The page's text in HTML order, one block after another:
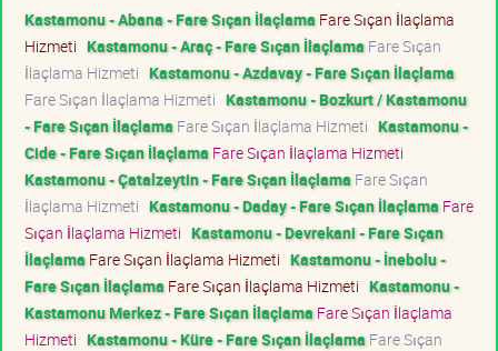
Kastamonu - Abana - Fare Sıçan İlaçlama Fare Sıçan İlaçlama
Hizmeti Kastamonu - Araç - Fare Sıçan İlaçlama Fare Sıçan
İlaçlama Hizmeti Kastamonu - Azdavay - Fare Sıçan İlaçlama
Fare Sıçan İlaçlama Hizmeti Kastamonu - Bozkurt / Kastamonu
- Fare Sıçan İlaçlama Fare Sıçan İlaçlama Hizmeti Kastamonu -
Cide - Fare Sıçan İlaçlama Fare Sıçan İlaçlama Hizmeti
Kastamonu - Çatalzeytin - Fare Sıçan İlaçlama Fare Sıçan
İlaçlama Hizmeti Kastamonu - Daday - Fare Sıçan İlaçlama Fare
Sıçan İlaçlama Hizmeti Kastamonu - Devrekani - Fare Sıçan
İlaçlama Fare Sıçan İlaçlama Hizmeti Kastamonu - İnebolu -
Fare Sıçan İlaçlama Fare Sıçan İlaçlama Hizmeti Kastamonu -
Kastamonu Merkez - Fare Sıçan İlaçlama Fare Sıçan İlaçlama
Hizmeti Kastamonu - Küre - Fare Sıçan İlaçlama Fare Sıçan